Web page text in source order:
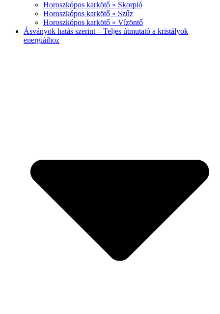
Horoszkópos karkötő » Skorpió
Horoszkópos karkötő » Szűz
Horoszkópos karkötő » Vízöntő
Ásványok hatás szerint – Teljes útmutató a kristályok
energiáihoz